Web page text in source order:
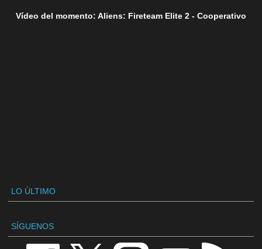
Vídeo del momento: Aliens: Fireteam Elite 2 - Cooperativo
LO ÚLTIMO
SÍGUENOS